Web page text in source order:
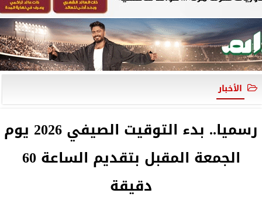
الأخبار
رسميا.. بدء التوقيت الصيفي 2026 يوم
الجمعة المقبل بتقديم الساعة 60
دقيقة